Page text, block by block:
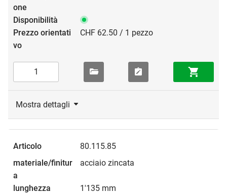
CHF 62.50 / 1 pezzo
Mostra dettagli
80.115.85
acciaio zincata
1'135 mm